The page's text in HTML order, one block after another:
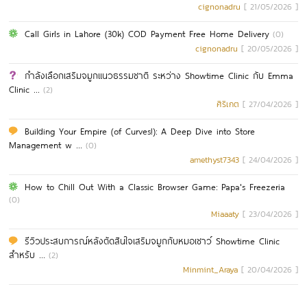
cignonadru [ 21/05/2026 ]
Call Girls in Lahore (30k) COD Payment Free Home Delivery (0)
cignonadru [ 20/05/2026 ]
กำลังเลือกเสริมจมูกแนวธรรมชาติ ระหว่าง Showtime Clinic กับ Emma
Clinic ... (2)
ศิริเกต [ 27/04/2026 ]
Building Your Empire (of Curves!): A Deep Dive into Store
Management w ... (0)
amethyst7343 [ 24/04/2026 ]
How to Chill Out With a Classic Browser Game: Papa's Freezeria
(0)
Miaaaty [ 23/04/2026 ]
รีวิวประสบการณ์หลังตัดสินใจเสริมจมูกกับหมอเชาว์ Showtime Clinic
สำหรับ ... (2)
Minmint_Araya [ 20/04/2026 ]